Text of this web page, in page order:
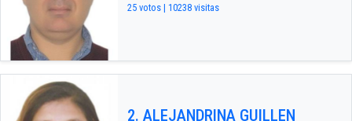
25 votos | 10238 visitas
2. ALEJANDRINA GUILLEN